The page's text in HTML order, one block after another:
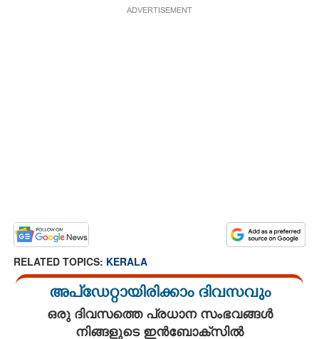
ADVERTISEMENT
RELATED TOPICS: KERALA
അപ്ഡേറ്റായിരിക്കാം ദിവസവും
ഒരു ദിവസത്തെ പ്രധാന സംഭവങ്ങൾ
നിങ്ങളുടെ ഇൻബോക്സിൽ